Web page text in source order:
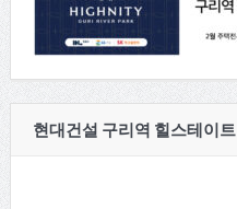
현대건설 구리역 힐스테이트